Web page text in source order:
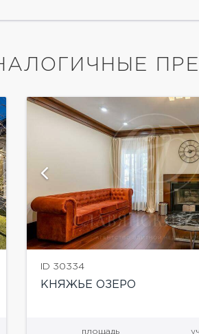
ID 30334
КНЯЖЬЕ ОЗЕРО
площадь
показать ещё 23